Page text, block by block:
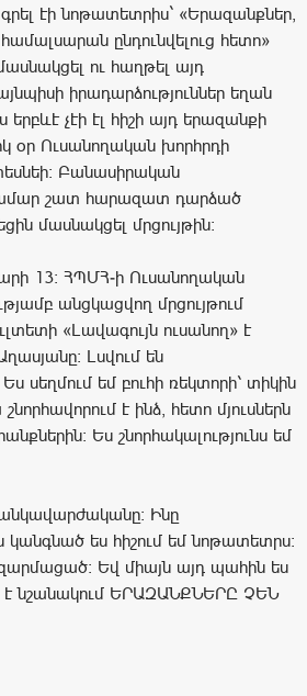
էի նոթատետրիս` «Երազանքներ,
ընդունվելուց հետո»
ու հաղթել այդ
իրադարձություններ եղան
երբևէ չէի էլ հիշի այդ երազանքի
օր Ուսանողական խորհրդի
Բանասիրական
շատ հարազատ դարձած
մասնակցել մրցույթին:
13: ՀՊՄՀ-ի Ուսանողական
անցկացվող մրցույթում
«Լավագույն ուսանող» է
Լսվում են
սեղմում եմ բուհի ռեկտորի՝ տիկին
է ինձ, հետո մյուսներն
Ես շնորհակալությունս եմ
Ինը
կանգնած ես հիշում եմ նոթատետրս:
զարմացած: Եվ միայն այդ պահին ես
է նշանակում ԵՐԱԶԱՆՔՆԵՐԸ ՉԵՆ